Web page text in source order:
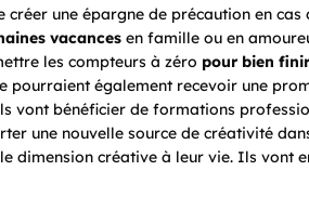
créer une épargne de précaution en cas
vacances en famille ou en
les compteurs à zéro pour bien finir
pourraient également recevoir une
vont bénéficier de formations
une nouvelle source de créativité
dimension créative à leur vie. Ils vont